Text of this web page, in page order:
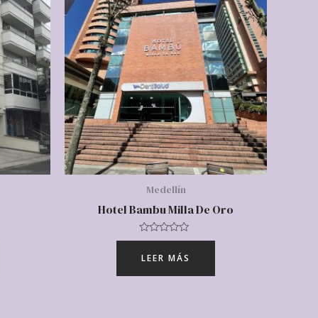
Medellín
Hotel Bambu Milla De Oro
Valorado
0
5
LEER MÁS